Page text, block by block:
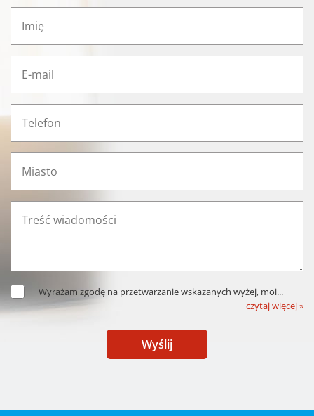
Wyrażam zgodę na przetwarzanie wskazanych wyżej, moi...
czytaj więcej »
Wyślij